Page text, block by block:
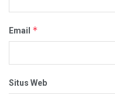
Email *
Situs Web